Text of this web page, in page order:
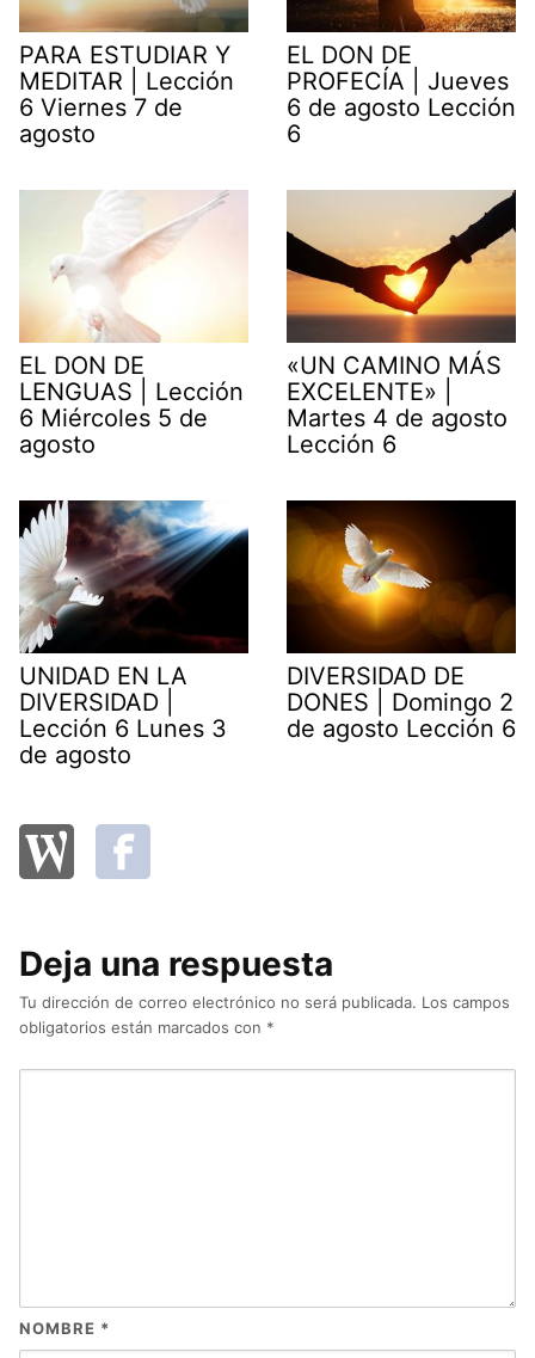
PARA ESTUDIAR Y
MEDITAR | Lección
6 Viernes 7 de
agosto
EL DON DE
PROFECÍA | Jueves
6 de agosto Lección
6
EL DON DE
LENGUAS | Lección
6 Miércoles 5 de
agosto
«UN CAMINO MÁS
EXCELENTE» |
Martes 4 de agosto
Lección 6
UNIDAD EN LA
DIVERSIDAD |
Lección 6 Lunes 3
de agosto
DIVERSIDAD DE
DONES | Domingo 2
de agosto Lección 6
Deja una respuesta
Tu dirección de correo electrónico no será publicada. Los campos
obligatorios están marcados con *
NOMBRE *